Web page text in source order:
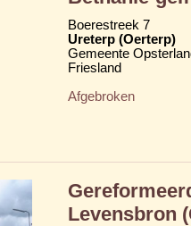
Boerestreek 7
Ureterp (Oerterp)
Gemeente
Friesland
Afgebroken
Levensbron